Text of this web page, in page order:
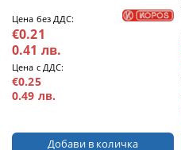
Цена без ДДС:
€0.21
0.41 лв.
Цена с ДДС:
€0.25
0.49 лв.